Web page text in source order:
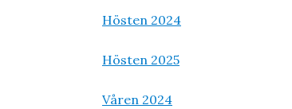
Hösten 2024
Hösten 2025
Våren 2024